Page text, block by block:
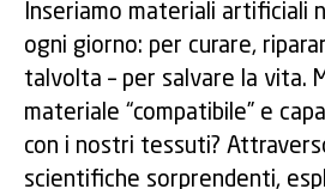
Inseriamo materiali artificiali
ogni giorno: per curare,
talvolta – per salvare la vita.
materiale “compatibile” e
con i nostri tessuti?
scientifiche sorprendenti,